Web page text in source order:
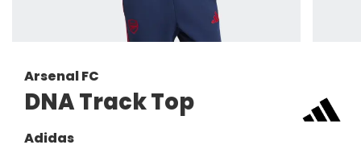
Arsenal FC
DNA Track Top
Adidas